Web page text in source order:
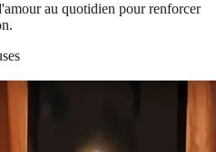
au quotidien pour renforcer